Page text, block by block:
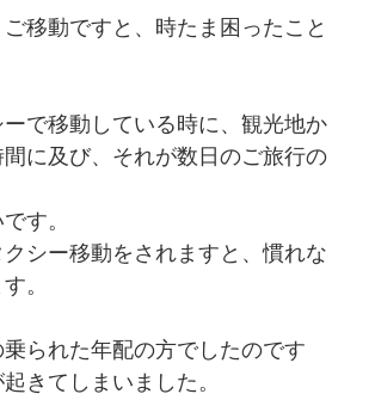
移動ですと、時たま困ったこと
で移動している時に、観光地か
に及び、それが数日のご旅行の
す。
シー移動をされますと、慣れな
。
られた年配の方でしたのです
きてしまいました。